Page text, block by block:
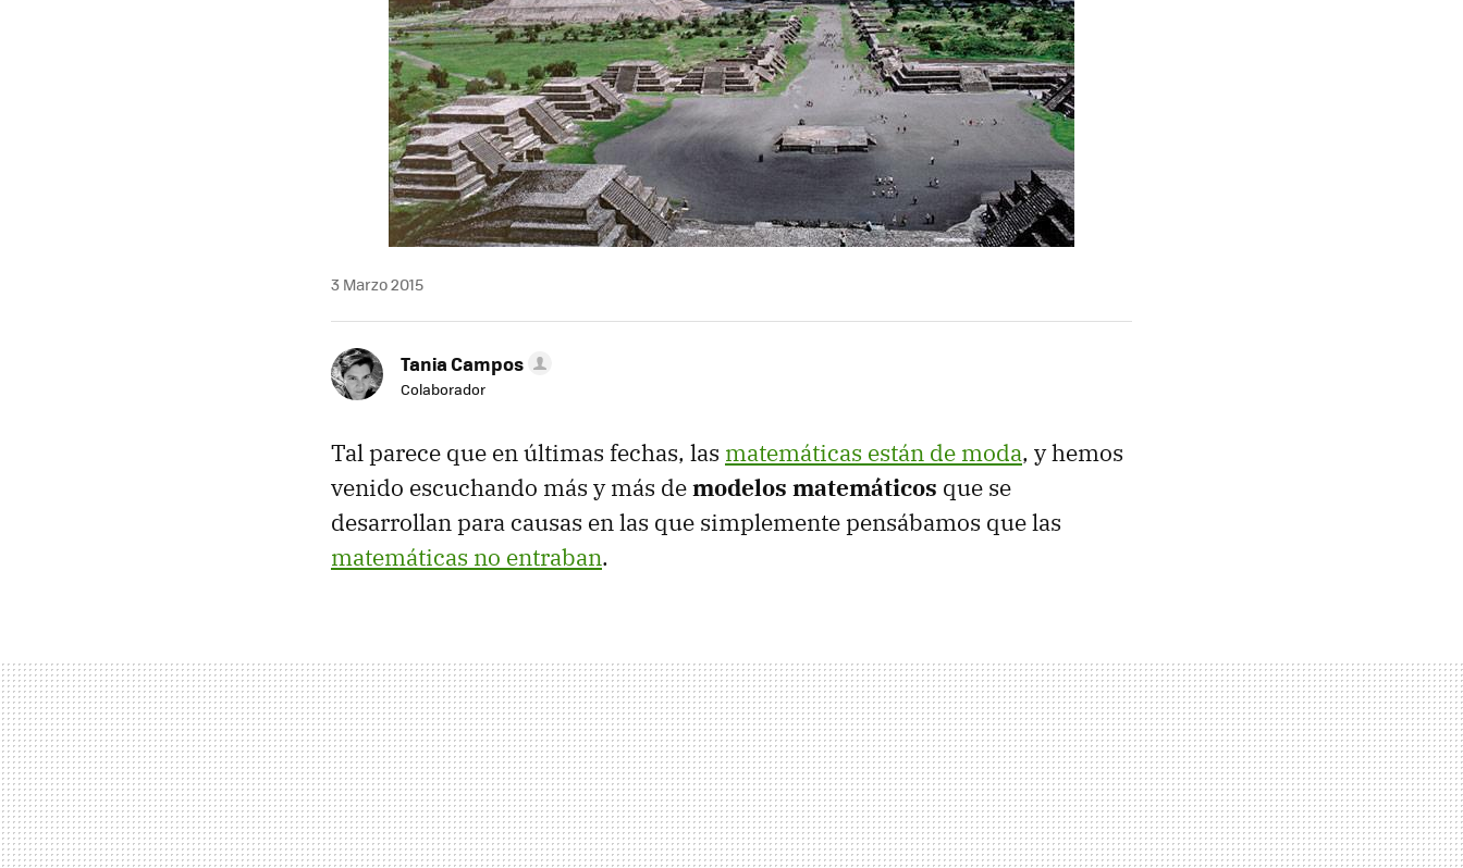
3 Marzo 2015
Tania Campos
Colaborador
Tal parece que en últimas fechas, las matemáticas están de moda, y hemos
venido escuchando más y más demodelos matemáticos que se
desarrollan para causas en las que simplemente pensábamos que las
matemáticas no entraban.